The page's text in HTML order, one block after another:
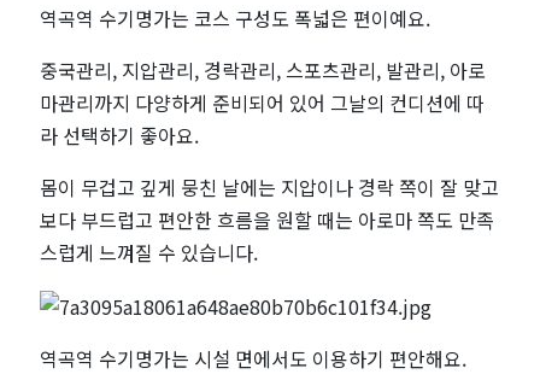
역곡역 수기명가는 코스 구성도 폭넓은 편이예요.
중국관리, 지압관리, 경락관리, 스포츠관리, 발관리, 아로
마관리까지 다양하게 준비되어 있어 그날의 컨디션에 따
라 선택하기 좋아요.
몸이 무겁고 깊게 뭉친 날에는 지압이나 경락 쪽이 잘 맞고
보다 부드럽고 편안한 흐름을 원할 때는 아로마 쪽도 만족
스럽게 느껴질 수 있습니다.
역곡역 수기명가는 시설 면에서도 이용하기 편안해요.